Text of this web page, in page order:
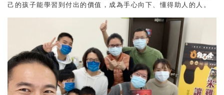
己的孩子能學習到付出的價值，成為手心向下、懂得助人的人。